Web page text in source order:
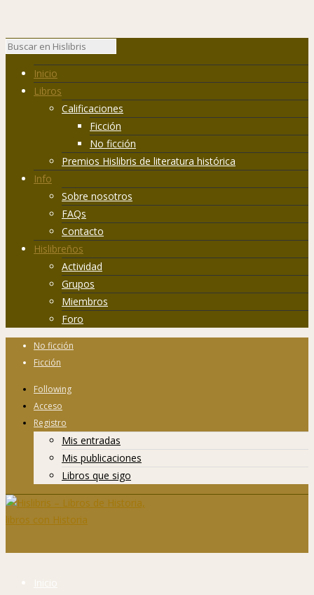
Inicio
Libros
Calificaciones
Ficción
No ficción
Premios Hislibris de literatura histórica
Info
Sobre nosotros
FAQs
Contacto
Hislibreños
Actividad
Grupos
Miembros
Foro
No ficción
Ficción
Following
Acceso
Registro
Mis entradas
Mis publicaciones
Libros que sigo
Inicio